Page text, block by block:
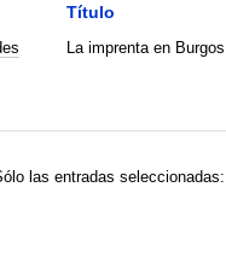
Título
La imprenta en
las entradas seleccionadas: